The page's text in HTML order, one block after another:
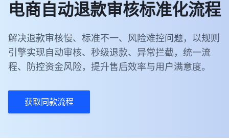
电商自动退款审核标准化流程
解决退款审核慢、标准不一、风险难控问题，以规则
引擎实现自动审核、秒级退款、异常拦截，统一流
程、防控资金风险，提升售后效率与用户满意度。
获取同款流程